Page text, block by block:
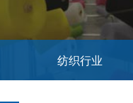
皮革行业